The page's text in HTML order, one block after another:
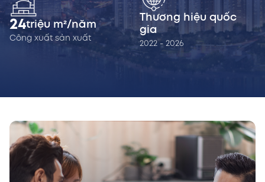
24triệu m²/năm
Công xuất sản xuất
Thương hiệu quốc
gia
2022 - 2026